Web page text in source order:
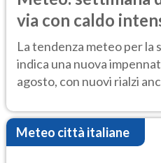
via con caldo
temporale
La tendenza meteo per
indica una nuova
agosto, con nuovi rialzi
Meteo città italiane